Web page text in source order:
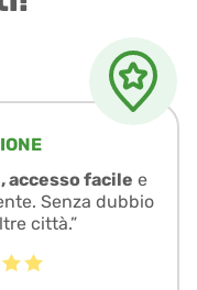
accesso facile e
Senza dubbio
città.”